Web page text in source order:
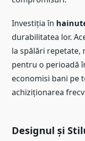
Investiția în
durabilitatea lor.
la spălări repetate,
pentru o perioadă
economisi bani pe
achiziționarea
Designul și